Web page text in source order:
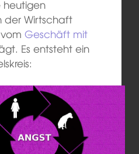
heutigen
der Wirtschaft
Geschäft mit
Es entsteht ein